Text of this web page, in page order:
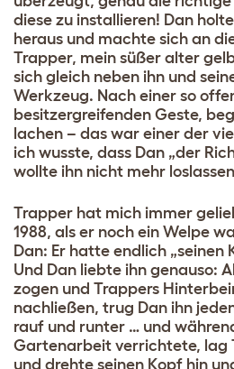
diese zu installieren! Dan
heraus und machte sich an
Trapper, mein süßer alter
sich gleich neben ihn und
Werkzeug. Nach einer so
besitzergreifenden Geste,
lachen – das war einer der
ich wusste, dass Dan „der
wollte ihn nicht mehr
Trapper hat mich immer
1988, als er noch ein Welpe
Dan: Er hatte endlich „seinen
Und Dan liebte ihn genauso:
zogen und Trappers
nachließen, trug Dan ihn
rauf und runter … und
Gartenarbeit verrichtete, lag
und drehte seinen Kopf hin